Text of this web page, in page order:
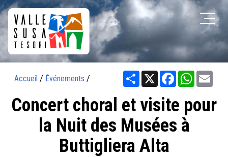
Accueil / Événements / Share X Facebook
Concert choral et visite pour
la Nuit des Musées à
Buttigliera Alta